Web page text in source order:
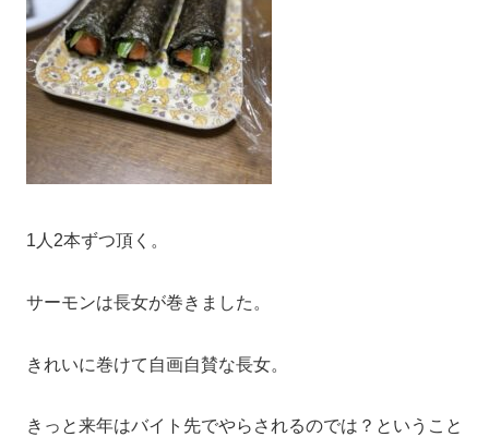
1人2本ずつ頂く。
サーモンは長女が巻きました。
きれいに巻けて自画自賛な長女。
きっと来年はバイト先でやらされるのでは？ということ